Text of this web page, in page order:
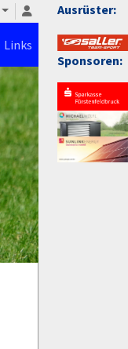
Ausrüster:
Sponsoren:
Links